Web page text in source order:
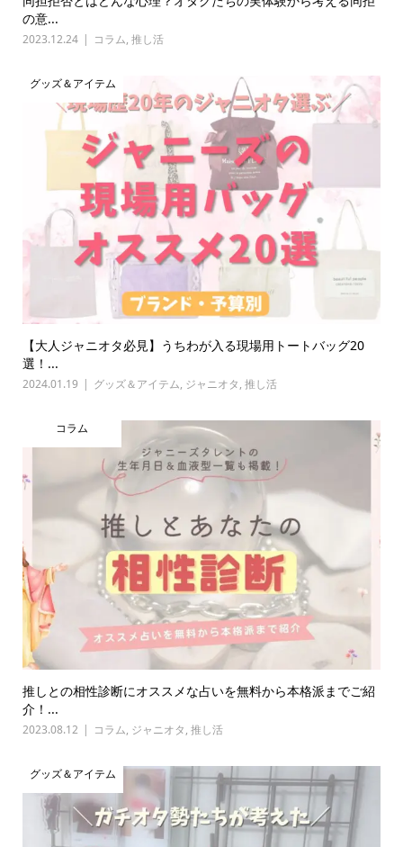
の意...
2023.12.24 コラム, 推し活
グッズ＆アイテム
【大人ジャニオタ必見】うちわが入る現場用トートバッグ20
選！...
2024.01.19 グッズ＆アイテム, ジャニオタ, 推し活
コラム
推しとの相性診断にオススメな占いを無料から本格派までご紹
介！...
2023.08.12 コラム, ジャニオタ, 推し活
グッズ＆アイテム